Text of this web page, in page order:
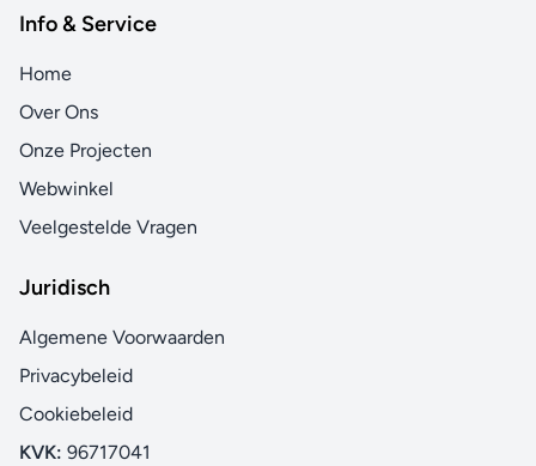
Info & Service
Home
Over Ons
Onze Projecten
Webwinkel
Veelgestelde Vragen
Juridisch
Algemene Voorwaarden
Privacybeleid
Cookiebeleid
KVK: 96717041